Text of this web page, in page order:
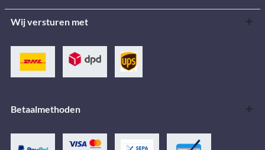
Wij versturen met
Betaalmethoden